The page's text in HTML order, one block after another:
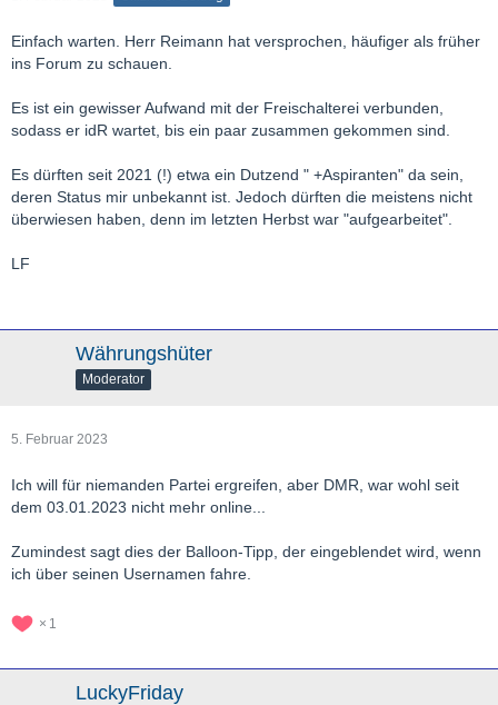
Einfach warten. Herr Reimann hat versprochen, häufiger als früher
ins Forum zu schauen.
Es ist ein gewisser Aufwand mit der Freischalterei verbunden,
sodass er idR wartet, bis ein paar zusammen gekommen sind.
Es dürften seit 2021 (!) etwa ein Dutzend " +Aspiranten" da sein,
deren Status mir unbekannt ist. Jedoch dürften die meistens nicht
überwiesen haben, denn im letzten Herbst war "aufgearbeitet".
LF
Währungshüter
Moderator
5. Februar 2023
Ich will für niemanden Partei ergreifen, aber DMR, war wohl seit
dem 03.01.2023 nicht mehr online...
Zumindest sagt dies der Balloon-Tipp, der eingeblendet wird, wenn
ich über seinen Usernamen fahre.
1
LuckyFriday